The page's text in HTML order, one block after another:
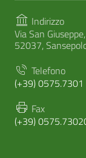
Indirizzo
Via San
52037,
Telefono
(+39) 0575.7301
Fax
(+39)